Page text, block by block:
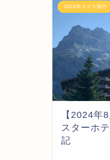
2024年スイス旅行
【2024年
スターホ
記